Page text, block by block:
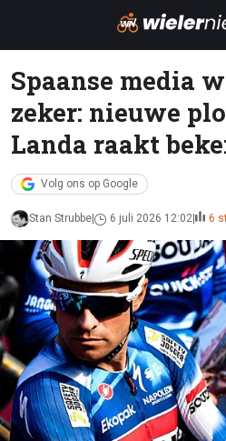
Spaanse media
zeker: nieuwe
Landa raakt
Volg ons op Google
Stan Strubbe 6 juli 2026 12:02 6